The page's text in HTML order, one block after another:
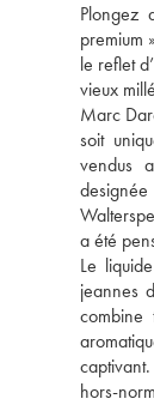
Plongez
premium
le reflet
vieux
Marc
soit
vendus
a été
Le
jeannes
combine
hors-